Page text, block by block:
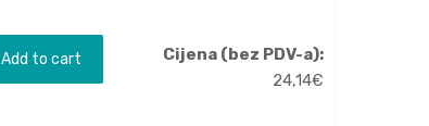
Add to cart
Cijena (bez PDV-a):
24,14€